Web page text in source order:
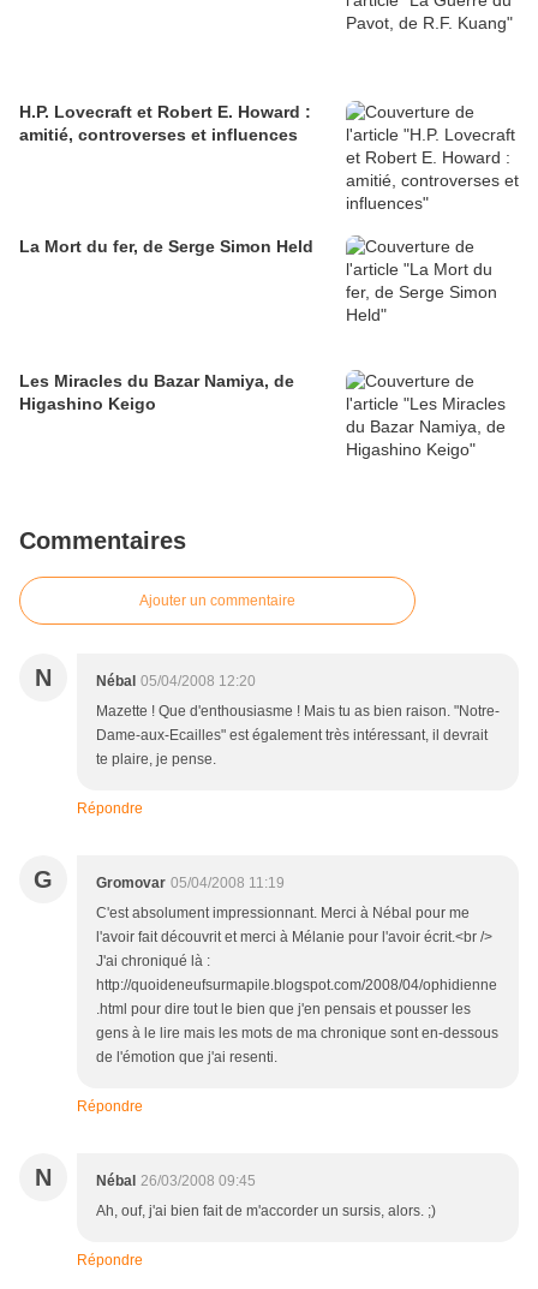
H.P. Lovecraft et Robert E. Howard :
amitié, controverses et influences
La Mort du fer, de Serge Simon Held
Les Miracles du Bazar Namiya, de
Higashino Keigo
Commentaires
Ajouter un commentaire
N Nébal 05/04/2008 12:20
Mazette ! Que d'enthousiasme ! Mais tu as bien raison. "Notre-
Dame-aux-Ecailles" est également très intéressant, il devrait
te plaire, je pense.
Répondre
G Gromovar 05/04/2008 11:19
C'est absolument impressionnant. Merci à Nébal pour me
l'avoir fait découvrit et merci à Mélanie pour l'avoir écrit.<br />
J'ai chroniqué là :
http://quoideneufsurmapile.blogspot.com/2008/04/ophidienne
.html pour dire tout le bien que j'en pensais et pousser les
gens à le lire mais les mots de ma chronique sont en-dessous
de l'émotion que j'ai resenti.
Répondre
N Nébal 26/03/2008 09:45
Ah, ouf, j'ai bien fait de m'accorder un sursis, alors. ;)
Répondre